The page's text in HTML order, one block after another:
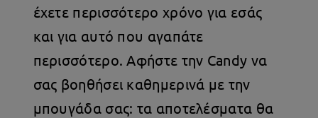
έχετε περισσότερο χρόνο για εσάς
και για αυτό που αγαπάτε
περισσότερο. Αφήστε την Candy να
σας βοηθήσει καθημερινά με την
μπουγάδα σας: τα αποτελέσματα θα